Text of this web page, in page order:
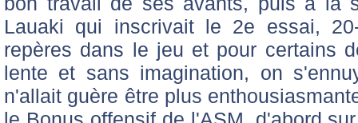
Lauaki qui inscrivait le 2e essai,
repères dans le jeu et pour certains
lente et sans imagination, on
n'allait guère être plus